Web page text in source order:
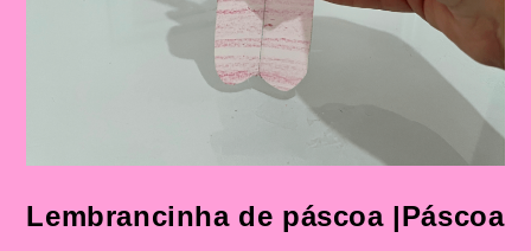
Lembrancinha de páscoa |Páscoa